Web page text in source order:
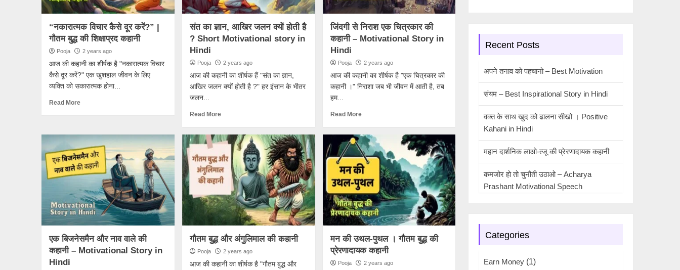
“नकारात्मक विचार कैसे दूर करें?” |
गौतम बुद्ध की शिक्षाप्रद कहानी
Pooja 2 years ago
आज की कहानी का शीर्षक है "नकारात्मक विचार
कैसे दूर करें?" एक खुशहाल जीवन के लिए
व्यक्ति को सकारात्मक होना...
Read More
संत का ज्ञान, आखिर जलन क्यों होती है
? Short Motivational story in
Hindi
Pooja 2 years ago
आज की कहानी का शीर्षक हैं "संत का ज्ञान,
आखिर जलन क्यों होती है ?" हर इंसान के भीतर
जलन...
Read More
जिंदगी से निराश एक चित्रकार की
कहानी – Motivational Story in
Hindi
Pooja 2 years ago
आज की कहानी का शीर्षक है "एक चित्रकार की
कहानी ।" निराशा जब भी जीवन में आती है, तब
हम...
Read More
एक बिजनेसमैन और नाव वाले की
कहानी – Motivational Story in
Hindi
गौतम बुद्ध और अंगुलिमाल की कहानी
Pooja 2 years ago
आज की कहानी का शीर्षक है "गौतम बुद्ध और
मन की उथल-पुथल । गौतम बुद्ध की
प्रेरणादायक कहानी
Pooja 2 years ago
Recent Posts
अपने तनाव को पहचानो – Best Motivation
संयम – Best Inspirational Story in Hindi
वक्त के साथ खुद को ढालना सीखो । Positive
Kahani in Hindi
महान दार्शनिक लाओ-त्जू की प्रेरणादायक कहानी
कमजोर हो तो चुनौती उठाओ – Acharya
Prashant Motivational Speech
Categories
Earn Money (1)